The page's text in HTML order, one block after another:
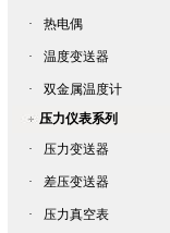
· 热电偶
· 温度变送器
·
双金属温度计
压力仪表系列
·
压力变送器
· 差压变送器
· 压力真空表